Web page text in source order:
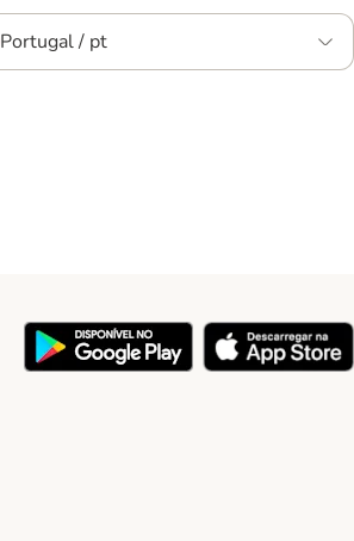
Portugal / pt